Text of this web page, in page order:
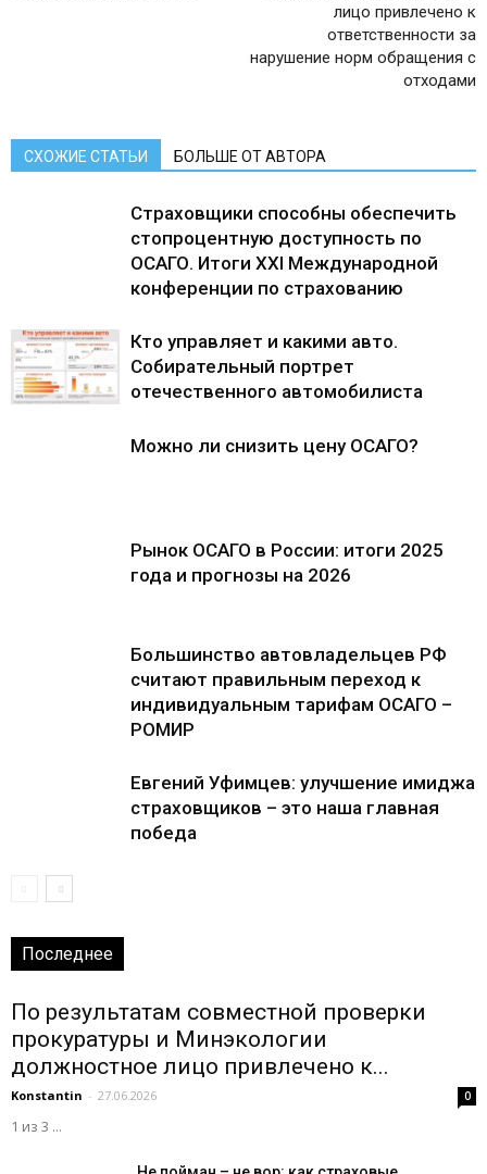
лицо привлечено к
ответственности за
нарушение норм обращения с
отходами
СХОЖИЕ СТАТЬИ БОЛЬШЕ ОТ АВТОРА
Страховщики способны обеспечить
стопроцентную доступность по
ОСАГО. Итоги ХХI Международной
конференции по страхованию
Кто управляет и какими авто.
Собирательный портрет
отечественного автомобилиста
Можно ли снизить цену ОСАГО?
Рынок ОСАГО в России: итоги 2025
года и прогнозы на 2026
Большинство автовладельцев РФ
считают правильным переход к
индивидуальным тарифам ОСАГО –
РОМИР
Евгений Уфимцев: улучшение имиджа
страховщиков – это наша главная
победа
Последнее
По результатам совместной проверки
прокуратуры и Минэкологии
должностное лицо привлечено к...
Konstantin - 27.06.2026 0
1 из 3 ...